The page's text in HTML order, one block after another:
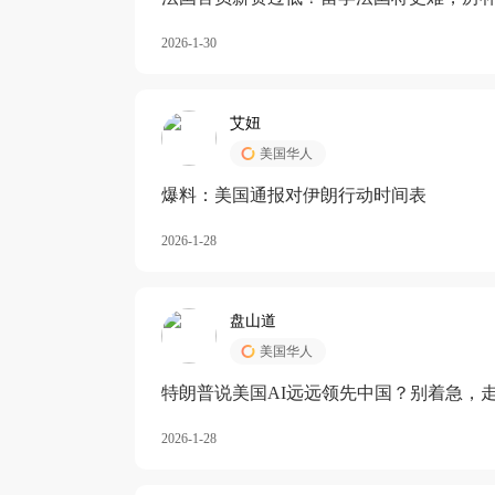
2026-1-30
艾妞
美国华人
爆料：美国通报对伊朗行动时间表
2026-1-28
盘山道
美国华人
特朗普说美国AI远远领先中国？别着急，
2026-1-28